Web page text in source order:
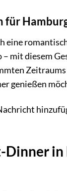
für
eine
mit diesem
genießen
Dinner